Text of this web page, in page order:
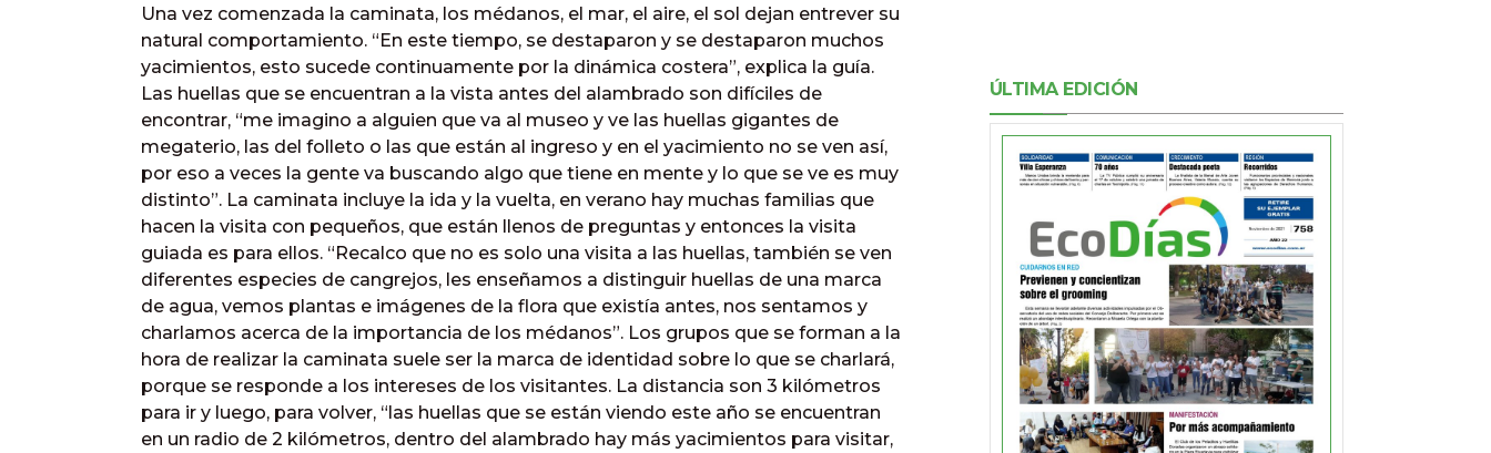
Una vez comenzada la caminata, los médanos, el mar, el aire, el sol dejan entrever su
natural comportamiento. “En este tiempo, se destaparon y se destaparon muchos
yacimientos, esto sucede continuamente por la dinámica costera”, explica la guía.
Las huellas que se encuentran a la vista antes del alambrado son difíciles de
encontrar, “me imagino a alguien que va al museo y ve las huellas gigantes de
megaterio, las del folleto o las que están al ingreso y en el yacimiento no se ven así,
por eso a veces la gente va buscando algo que tiene en mente y lo que se ve es muy
distinto”. La caminata incluye la ida y la vuelta, en verano hay muchas familias que
hacen la visita con pequeños, que están llenos de preguntas y entonces la visita
guiada es para ellos. “Recalco que no es solo una visita a las huellas, también se ven
diferentes especies de cangrejos, les enseñamos a distinguir huellas de una marca
de agua, vemos plantas e imágenes de la flora que existía antes, nos sentamos y
charlamos acerca de la importancia de los médanos”. Los grupos que se forman a la
hora de realizar la caminata suele ser la marca de identidad sobre lo que se charlará,
porque se responde a los intereses de los visitantes. La distancia son 3 kilómetros
para ir y luego, para volver, “las huellas que se están viendo este año se encuentran
en un radio de 2 kilómetros, dentro del alambrado hay más yacimientos para visitar,
ÚLTIMA EDICIÓN